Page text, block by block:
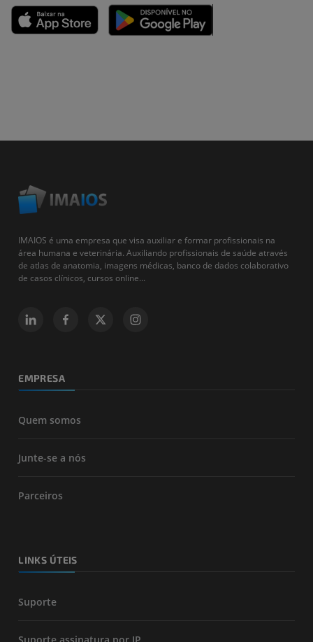
IMAIOS é uma empresa que visa auxiliar e formar profissionais na
área humana e veterinária. Auxiliando profissionais de saúde através
de atlas de anatomia, imagens médicas, banco de dados colaborativo
de casos clínicos, cursos online...
EMPRESA
Quem somos
Junte-se a nós
Parceiros
LINKS ÚTEIS
Suporte